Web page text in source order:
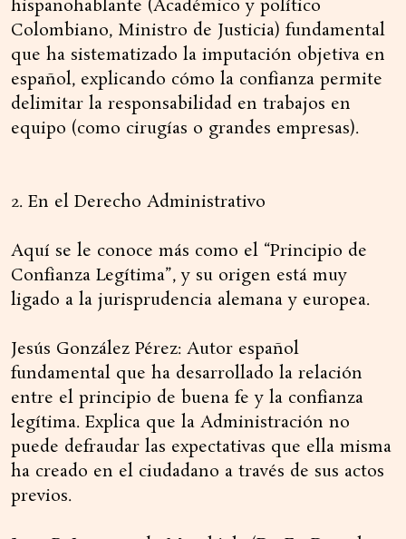
hispanohablante (Académico y político
Colombiano, Ministro de Justicia) fundamental
que ha sistematizado la imputación objetiva en
español, explicando cómo la confianza permite
delimitar la responsabilidad en trabajos en
equipo (como cirugías o grandes empresas).
2. En el Derecho Administrativo
Aquí se le conoce más como el “Principio de
Confianza Legítima”, y su origen está muy
ligado a la jurisprudencia alemana y europea.
Jesús González Pérez: Autor español
fundamental que ha desarrollado la relación
entre el principio de buena fe y la confianza
legítima. Explica que la Administración no
puede defraudar las expectativas que ella misma
ha creado en el ciudadano a través de sus actos
previos.